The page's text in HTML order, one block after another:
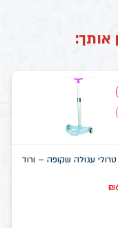
אותך:
עגולה שקופה – ורוד
₪